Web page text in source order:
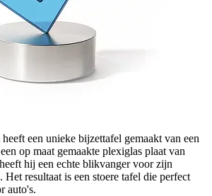
een unieke bijzettafel gemaakt van een
op maat gemaakte plexiglas plaat van
hij een echte blikvanger voor zijn
Het resultaat is een stoere tafel die perfect
auto's.